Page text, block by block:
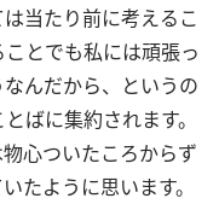
当たり前に考えるこ
とでも私には頑張っ
んだから、というの
ばに集約されます。
心ついたころからず
たように思います。